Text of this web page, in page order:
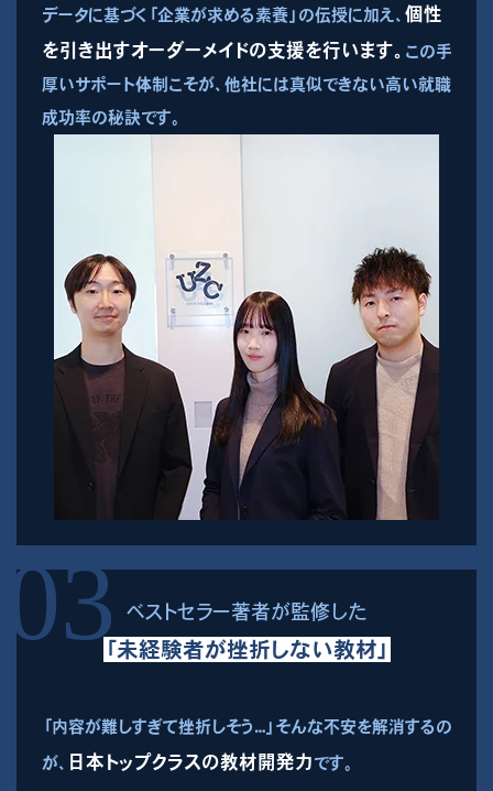
データに基づく「企業が求める素養」の伝授に加え、 個性
を引き出すオーダーメイドの支援を行います。 この手
厚いサポート体制こそが、他社には真似できない高い就職
成功率の秘訣です。
ベストセラー著者が監修した
「未経験者が挫折しない教材」
「内容が難しすぎて挫折しそう…」そんな不安を解消するの
が、 日本トップクラスの教材開発力です。